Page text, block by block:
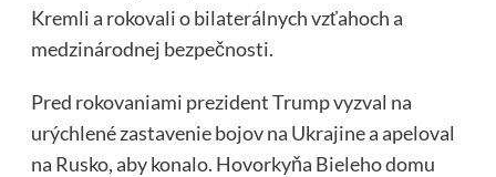
Kremli a rokovali o bilaterálnych vzťahoch a
medzinárodnej bezpečnosti.
Pred rokovaniami prezident Trump vyzval na
urýchlené zastavenie bojov na Ukrajine a apeloval
na Rusko, aby konalo. Hovorkyňa Bieleho domu